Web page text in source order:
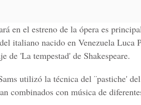
en el estreno de la ópera es
italiano nacido en Venezuela Luca
de 'La tempestad' de Shakespeare.
utilizó la técnica del ¨pastiche'
combinados con música de